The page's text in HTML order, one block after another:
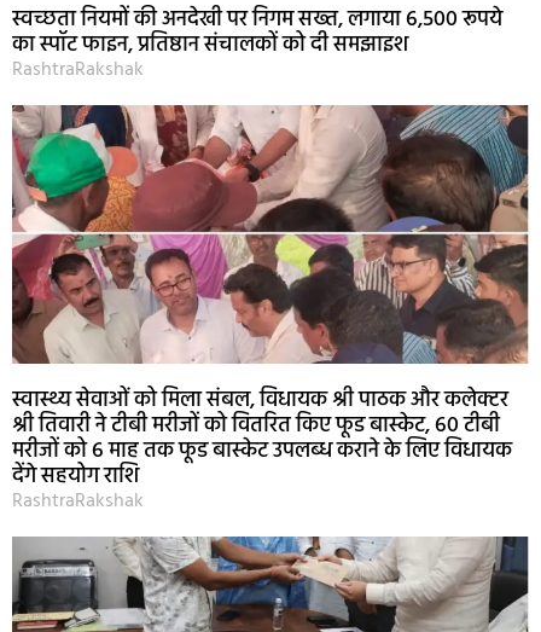
स्वच्छता नियमों की अनदेखी पर निगम सख्त, लगाया 6,500 रूपये
का स्पॉट फाइन, प्रतिष्ठान संचालकों को दी समझाइश
RashtraRakshak
स्वास्थ्य सेवाओं को मिला संबल, विधायक श्री पाठक और कलेक्टर
श्री तिवारी ने टीबी मरीजों को वितरित किए फूड बास्केट, 60 टीबी
मरीजों को 6 माह तक फूड बास्केट उपलब्ध कराने के लिए विधायक
देंगे सहयोग राशि
RashtraRakshak